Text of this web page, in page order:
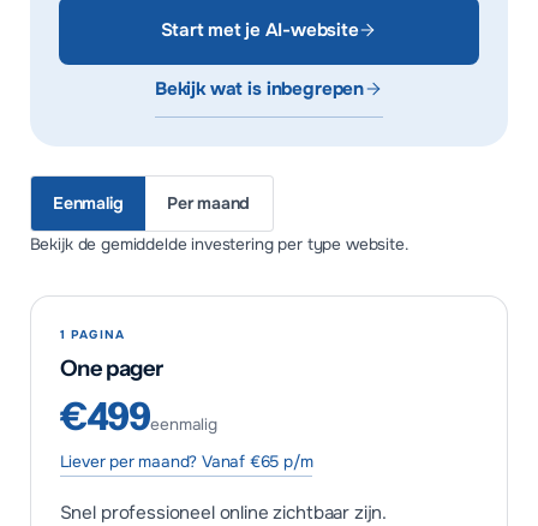
Start met je AI-website
Bekijk wat is inbegrepen
Eenmalig Per maand
Bekijk de gemiddelde investering per type website.
1 PAGINA
One pager
€499eenmalig
Liever per maand? Vanaf €65 p/m
Snel professioneel online zichtbaar zijn.